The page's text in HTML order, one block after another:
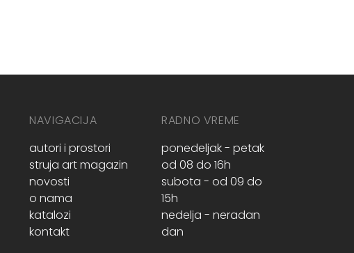
NAVIGACIJA
autori i prostori
struja art magazin
novosti
o nama
katalozi
kontakt
RADNO VREME
ponedeljak - petak
od 08 do 16h
subota - od 09 do
15h
nedelja - neradan
dan